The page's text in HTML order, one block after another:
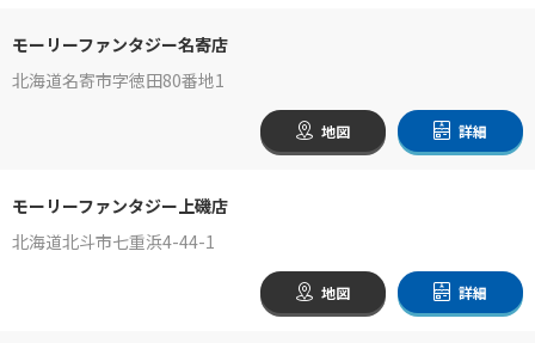
モーリーファンタジー名寄店
北海道名寄市字徳田80番地1
地図 詳細
モーリーファンタジー上磯店
北海道北斗市七重浜4-44-1
地図 詳細